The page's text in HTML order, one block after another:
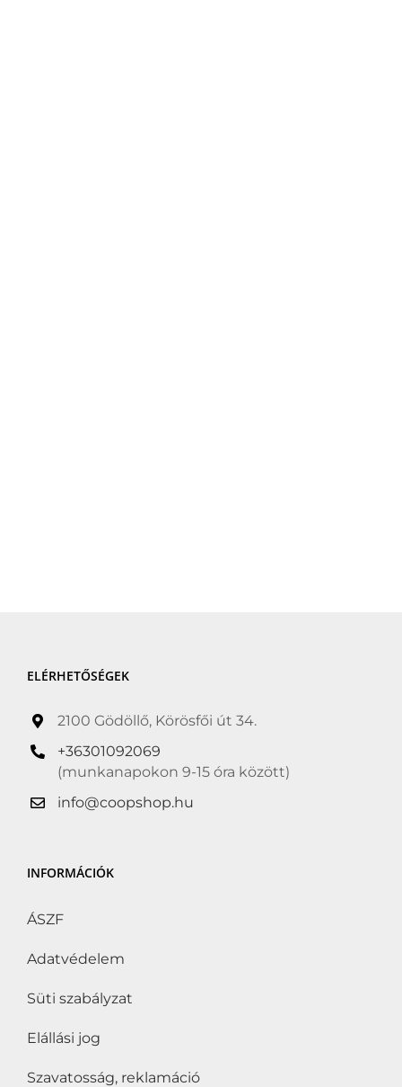
ELÉRHETŐSÉGEK
2100 Gödöllő, Körösfői út 34.
+36301092069
(munkanapokon 9-15 óra között)
info@coopshop.hu
INFORMÁCIÓK
ÁSZF
Adatvédelem
Süti szabályzat
Elállási jog
Szavatosság, reklamáció